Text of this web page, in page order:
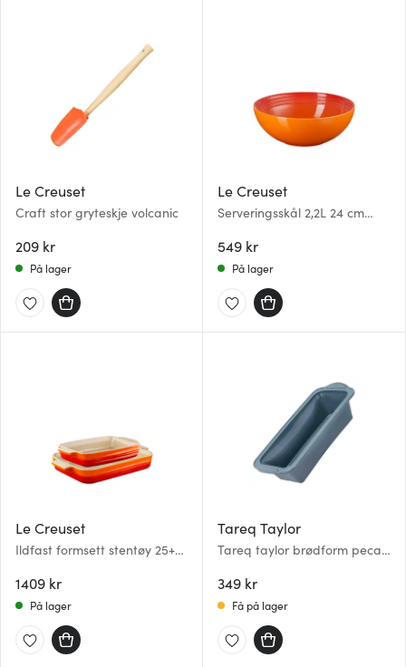
Le Creuset
Craft stor gryteskje volcanic
209 kr
På lager
Le Creuset
Serveringsskål 2,2L 24 cm
549 kr
På lager
Le Creuset
Ildfast formsett stentøy 25+32
1409 kr
På lager
Tareq Taylor
Tareq taylor brødform pecan
349 kr
Få på lager